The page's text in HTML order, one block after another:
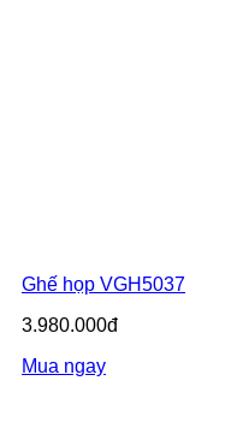
Ghế họp VGH5037
3.980.000đ
Mua ngay